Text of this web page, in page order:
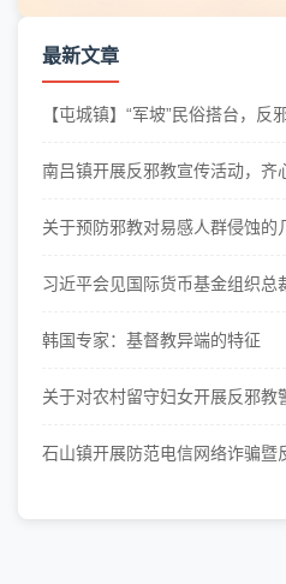
最新文章
【屯城镇】“军坡”民俗搭台，反
南吕镇开展反邪教宣传活动，齐
关于预防邪教对易感人群侵蚀的
习近平会见国际货币基金组织总
韩国专家：基督教异端的特征
关于对农村留守妇女开展反邪教
石山镇开展防范电信网络诈骗暨